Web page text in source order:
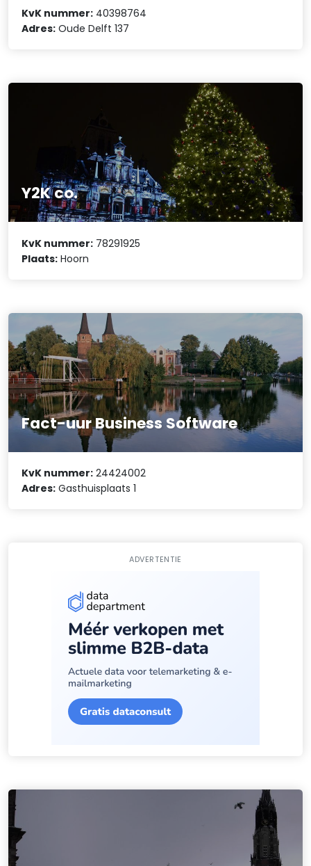
KvK nummer: 40398764
Adres: Oude Delft 137
Y2K co.
KvK nummer: 78291925
Plaats: Hoorn
Fact-uur Business Software
KvK nummer: 24424002
Adres: Gasthuisplaats 1
ADVERTENTIE